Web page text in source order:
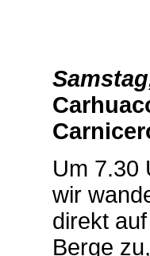
Um 7.30
wir
direkt
Berge